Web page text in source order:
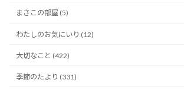
まさこの部屋 (5)
わたしのお気にいり (12)
大切なこと (422)
季節のたより (331)